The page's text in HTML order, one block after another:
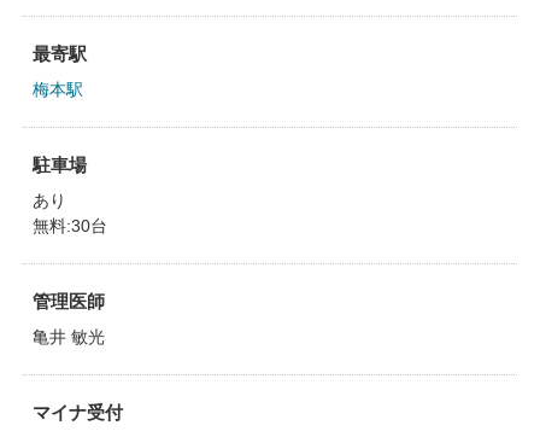
最寄駅
梅本駅
駐車場
あり
無料:30台
管理医師
亀井 敏光
マイナ受付